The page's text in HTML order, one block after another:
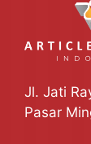
Jl. Jati
Pasar